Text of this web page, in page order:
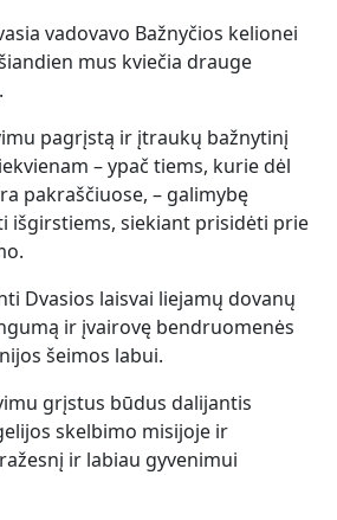
vadovavo Bažnyčios kelionei
mus kviečia drauge
pagrįstą ir įtraukų bažnytinį
– ypač tiems, kurie dėl
pakraščiuose, – galimybę
išgirstiems, siekiant prisidėti prie
Dvasios laisvai liejamų dovanų
ir įvairovę bendruomenės
šeimos labui.
grįstus būdus dalijantis
skelbimo misijoje ir
ir labiau gyvenimui